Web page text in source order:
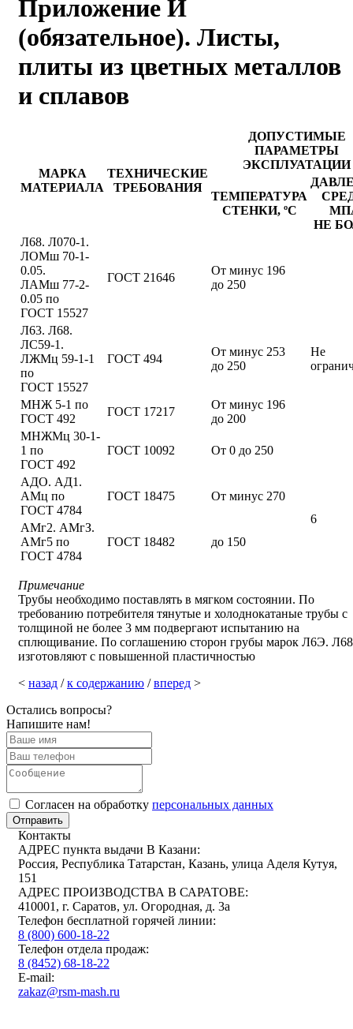
Приложение И
(обязательное). Листы,
плиты из цветных металлов
и сплавов
МАРКА
МАТЕРИАЛА
ТЕХНИЧЕСКИЕ
ТРЕБОВАНИЯ
ДОПУСТИМЫЕ
ПАРАМЕТРЫ
ЭКСПЛУАТАЦИИ
ТЕМПЕРАТУРА
СТЕНКИ, ºС
НЕ
Л68. Л070-1.
ЛОМш 70-1-
0.05.
ЛАМш 77-2-
0.05 по
ГОСТ 15527
ГОСТ 21646
От минус 196
до 250
Л63. Л68.
ЛС59-1.
ЛЖМц 59-1-1
по
ГОСТ 15527
ГОСТ 494
От минус 253
до 250
Не
МНЖ 5-1 по
ГОСТ 492
ГОСТ 17217
От минус 196
до 200
МНЖМц 30-1-
1 по
ГОСТ 492
ГОСТ 10092 От 0 до 250
АДО. АД1.
АМц по
ГОСТ 4784
ГОСТ 18475
От минус 270
6
АМг2. АМгЗ.
АМг5 по
ГОСТ 4784
ГОСТ 18482 до 150
Примечание
Трубы необходимо поставлять в мягком состоянии. По
требованию потребителя тянутые и холоднокатаные трубы с
толщиной не более 3 мм подвергают испытанию на
сплющивание. По соглашению сторон грубы марок Л6Э. Л68
изготовляют с повышенной пластичностью
< назад /к содержанию /вперед >
Остались вопросы?
Напишите нам!
Cогласен на обработку персональных данных
Отправить
Контакты
АДРЕС пункта выдачи В Казани:
Россия, Республика Татарстан, Казань, улица Аделя Кутуя,
151
АДРЕС ПРОИЗВОДСТВА В САРАТОВЕ:
410001, г. Саратов, ул. Огородная, д. 3а
Телефон бесплатной горячей линии:
8 (800) 600-18-22
Телефон отдела продаж:
8 (8452) 68-18-22
E-mail:
zakaz@rsm-mash.ru